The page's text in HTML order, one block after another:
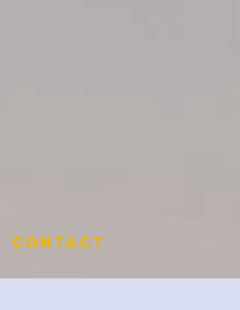
Contact